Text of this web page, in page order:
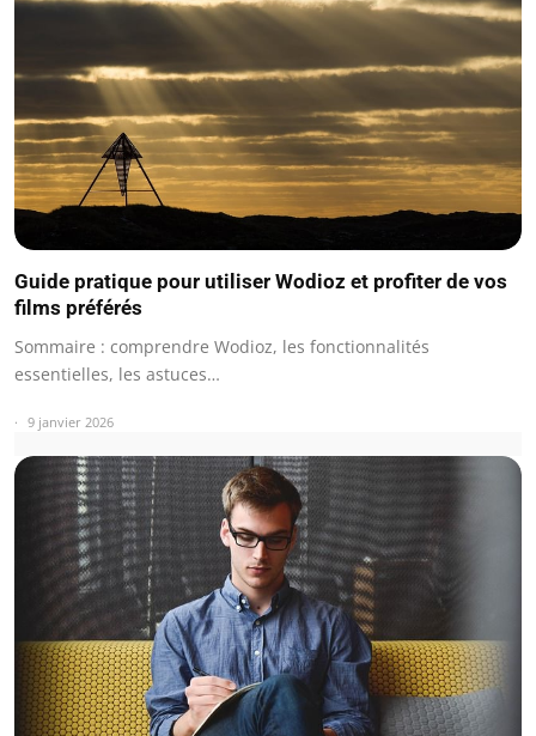
Guide pratique pour utiliser Wodioz et profiter de vos
films préférés
Sommaire : comprendre Wodioz, les fonctionnalités
essentielles, les astuces…
9 janvier 2026